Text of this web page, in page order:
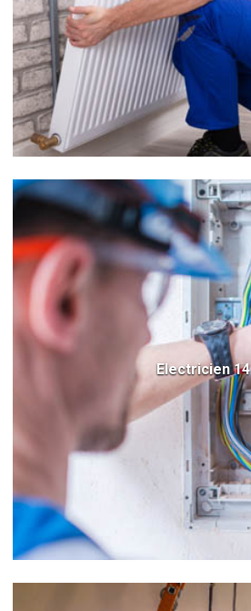
Electricien 14